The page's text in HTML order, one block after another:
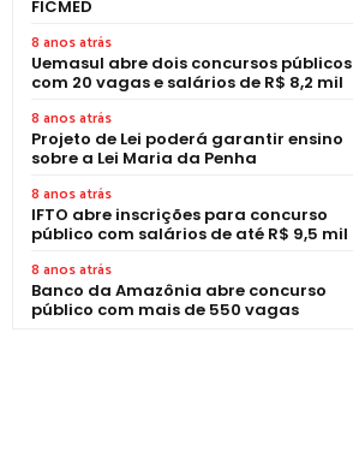
FICMED
8 anos atrás
Uemasul abre dois concursos públicos
com 20 vagas e salários de R$ 8,2 mil
8 anos atrás
Projeto de Lei poderá garantir ensino
sobre a Lei Maria da Penha
8 anos atrás
IFTO abre inscrições para concurso
público com salários de até R$ 9,5 mil
8 anos atrás
Banco da Amazônia abre concurso
público com mais de 550 vagas